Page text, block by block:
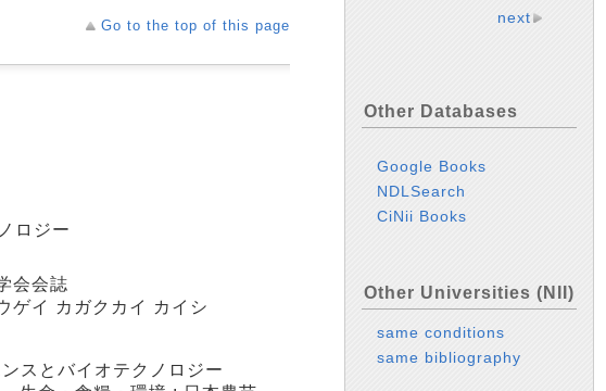
Go to the top of this page
ロジー
会会誌
ゲイ カガクカイ カイシ
スとバイオテクノロジー
next
Other Databases
Google Books
NDLSearch
CiNii Books
Other Universities (NII)
same conditions
same bibliography